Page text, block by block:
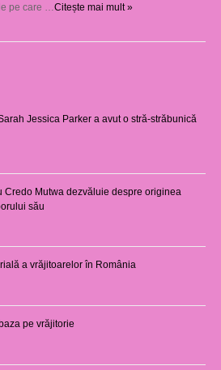
pe care … Citește mai mult »
Jessica Parker a avut o stră-străbunică
Credo Mutwa dezvăluie despre originea
său
a vrăjitoarelor în România
pe vrăjitorie